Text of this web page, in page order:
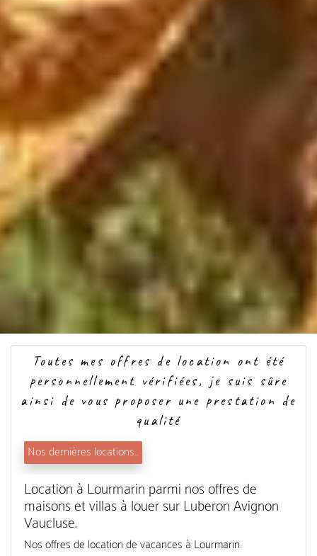
Toutes mes offres de location ont été
personnellement vérifiées, je suis sûre
ainsi de vous proposer une prestation de
qualité
Nos dernières locations...
Location à Lourmarin parmi nos offres de
maisons et villas à louer sur Luberon Avignon
Vaucluse.
Nos offres de location de vacances à Lourmarin.